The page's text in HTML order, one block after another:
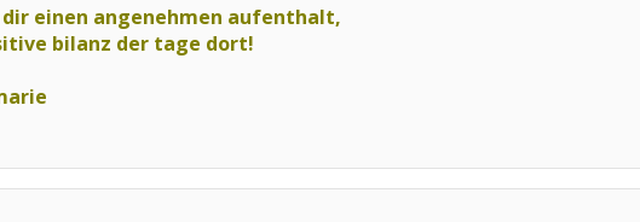
dir einen angenehmen aufenthalt,
bilanz der tage dort!